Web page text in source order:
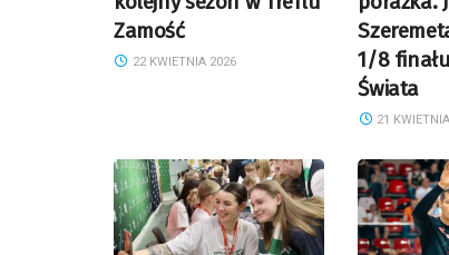
Zamość
22 KWIETNIA 2026
1/8
Świata
21